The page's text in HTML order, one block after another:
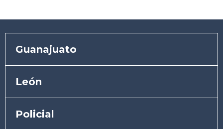
Guanajuato
León
Policial